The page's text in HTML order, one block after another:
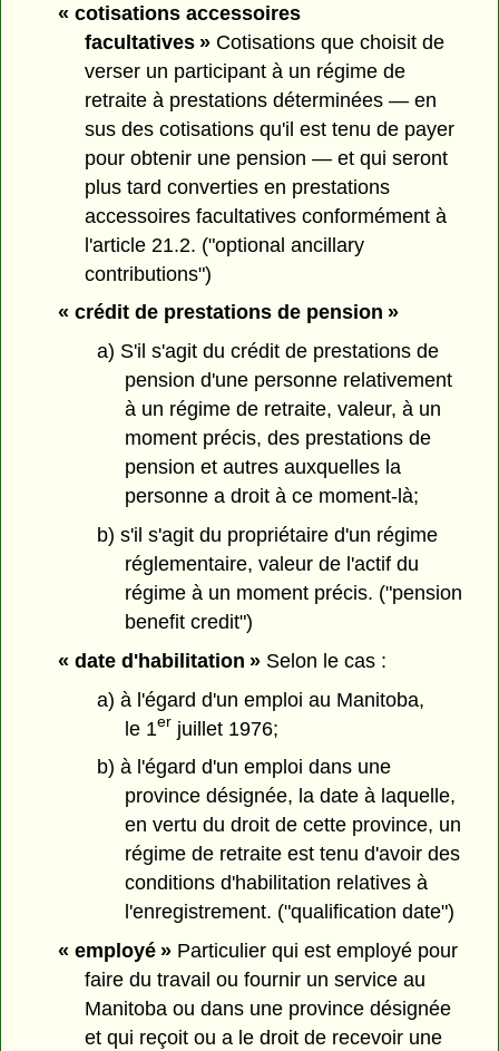
« cotisations accessoires
facultatives » Cotisations que choisit de
verser un participant à un régime de
retraite à prestations déterminées — en
sus des cotisations qu'il est tenu de payer
pour obtenir une pension — et qui seront
plus tard converties en prestations
accessoires facultatives conformément à
l'article 21.2. ("optional ancillary
contributions")
« crédit de prestations de pension »
a) S'il s'agit du crédit de prestations de
pension d'une personne relativement
à un régime de retraite, valeur, à un
moment précis, des prestations de
pension et autres auxquelles la
personne a droit à ce moment-là;
b) s'il s'agit du propriétaire d'un régime
réglementaire, valeur de l'actif du
régime à un moment précis. ("pension
benefit credit")
« date d'habilitation »Selon le cas :
a) à l'égard d'un emploi au Manitoba,
le 1er juillet 1976;
b) à l'égard d'un emploi dans une
province désignée, la date à laquelle,
en vertu du droit de cette province, un
régime de retraite est tenu d'avoir des
conditions d'habilitation relatives à
l'enregistrement. ("qualification date")
« employé »Particulier qui est employé pour
faire du travail ou fournir un service au
Manitoba ou dans une province désignée
et qui reçoit ou a le droit de recevoir une